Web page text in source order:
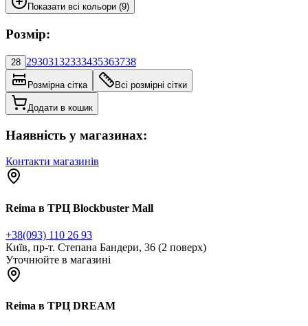
Показати всі кольори (9)
Розмір:
28 29303132333435363738
Розмірна сітка Всі розмірні сітки
Додати в кошик
Наявність у магазинах:
Контакти магазинів
Reima в ТРЦ Blockbuster Mall
+38(093) 110 26 93
Київ, пр-т. Степана Бандери, 36 (2 поверх)
Уточнюйте в магазині
Reima в ТРЦ DREAM